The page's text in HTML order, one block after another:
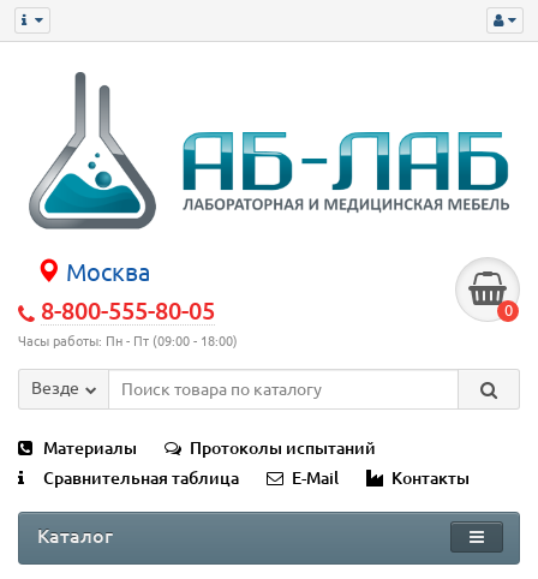
Москва
8-800-555-80-05
Часы работы: Пн - Пт (09:00 - 18:00)
0
Везде
Материалы
Протоколы испытаний
Сравнительная таблица
E-Mail Контакты
Каталог